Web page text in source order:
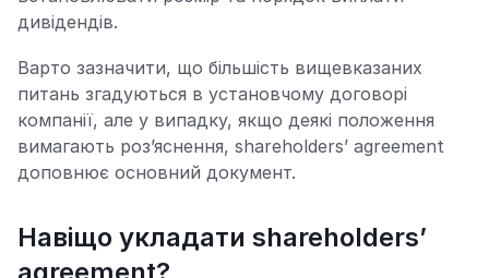
дивідендів.
Варто зазначити, що більшість вищевказаних
питань згадуються в установчому договорі
компанії, але у випадку, якщо деякі положення
вимагають роз’яснення, shareholders’ agreement
доповнює основний документ.
Навіщо укладати shareholders’